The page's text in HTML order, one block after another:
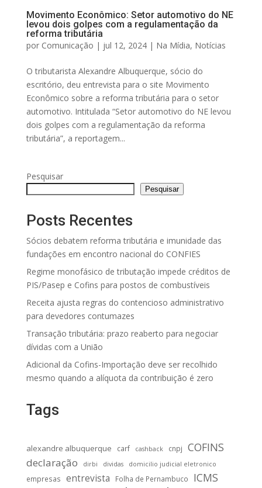
Movimento Econômico: Setor automotivo do NE
levou dois golpes com a regulamentação da
reforma tributária
por Comunicação | jul 12, 2024| Na Mídia, Notícias
O tributarista Alexandre Albuquerque, sócio do
escritório, deu entrevista para o site Movimento
Econômico sobre a reforma tributária para o setor
automotivo. Intitulada “Setor automotivo do NE levou
dois golpes com a regulamentação da reforma
tributária”, a reportagem...
Pesquisar
Pesquisar
Posts Recentes
Sócios debatem reforma tributária e imunidade das
fundações em encontro nacional do CONFIES
Regime monofásico de tributação impede créditos de
PIS/Pasep e Cofins para postos de combustíveis
Receita ajusta regras do contencioso administrativo
para devedores contumazes
Transação tributária: prazo reaberto para negociar
dívidas com a União
Adicional da Cofins-Importação deve ser recolhido
mesmo quando a alíquota da contribuição é zero
Tags
alexandre albuquerque carf cashback cnpj COFINS
declaração dirbi dividas domicilio judicial eletronico
empresas entrevista Folha de Pernambuco ICMS